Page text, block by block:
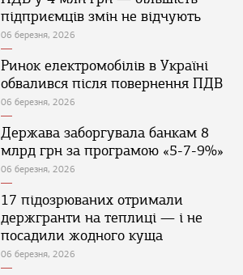
підприємців змін не відчують
06 березня, 2026
Ринок електромобілів в Україні
обвалився після повернення ПДВ
06 березня, 2026
Держава заборгувала банкам 8
млрд грн за програмою «5-7-9%»
06 березня, 2026
17 підозрюваних отримали
держгранти на теплиці — і не
посадили жодного куща
06 березня, 2026